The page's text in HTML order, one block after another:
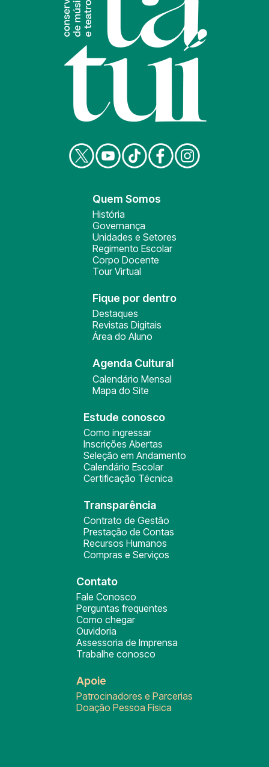
Quem Somos
História
Governança
Unidades e Setores
Regimento Escolar
Corpo Docente
Tour Virtual
Fique por dentro
Destaques
Revistas Digitais
Área do Aluno
Agenda Cultural
Calendário Mensal
Mapa do Site
Estude conosco
Como ingressar
Inscrições Abertas
Seleção em Andamento
Calendário Escolar
Certificação Técnica
Transparência
Contrato de Gestão
Prestação de Contas
Recursos Humanos
Compras e Serviços
Contato
Fale Conosco
Perguntas frequentes
Como chegar
Ouvidoria
Assessoria de Imprensa
Trabalhe conosco
Apoie
Patrocinadores e Parcerias
Doação Pessoa Física